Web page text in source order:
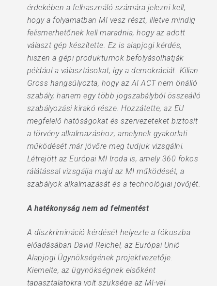
érdekében a felhasználó számára jelezni kell,
hogy a folyamatban MI vesz részt, illetve mindig
felismerhetőnek kell maradnia, hogy az adott
választ gép készítette. Ez is alapjogi kérdés,
hiszen a gépi produktumok befolyásolhatják
például a választásokat, így a demokráciát. Kilian
Gross hangsúlyozta, hogy az AI ACT nem önálló
szabály, hanem egy több jogszabályból összeálló
szabályozási kirakó része. Hozzátette, az EU
megfelelő hatóságokat és szervezeteket biztosít
a törvény alkalmazáshoz, amelynek gyakorlati
működését már jövőre meg tudjuk vizsgálni.
Létrejött az Európai MI Iroda is, amely 360 fokos
rálátással vizsgálja majd az MI működését, a
szabályok alkalmazását és a technológiai jövőjét.
A hatékonyság nem ad felmentést
A diszkrimináció kérdését helyezte a fókuszba
előadásában David Reichel, az Európai Unió
Alapjogi Ügynökségének projektvezetője.
Kiemelte, az ügynökségnek elsőként
tapasztalatokra volt szüksége az MI-vel